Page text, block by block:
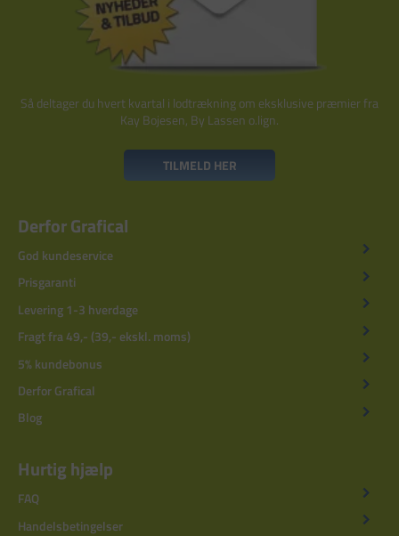
Så deltager du hvert kvartal i lodtrækning om eksklusive præmier fra
Kay Bojesen, By Lassen o.lign.
TILMELD HER
Derfor Grafical
God kundeservice
Prisgaranti
Levering 1-3 hverdage
Fragt fra 49,- (39,- ekskl. moms)
5% kundebonus
Derfor Grafical
Blog
Hurtig hjælp
FAQ
Handelsbetingelser